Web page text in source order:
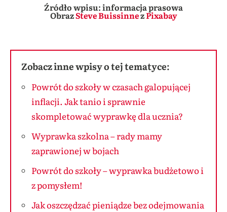
Źródło wpisu: informacja prasowa
ObrazSteve BuissinnezPixabay
Zobacz inne wpisy o tej tematyce:
Powrót do szkoły w czasach galopującej
inflacji. Jak tanio i sprawnie
skompletować wyprawkę dla ucznia?
Wyprawka szkolna – rady mamy
zaprawionej w bojach
Powrót do szkoły – wyprawka budżetowo i
z pomysłem!
Jak oszczędzać pieniądze bez odejmowania